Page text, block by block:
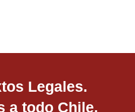
Legales.
a todo Chile.